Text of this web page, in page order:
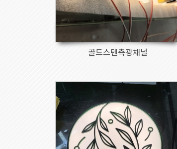
골드스텐측광채널
176